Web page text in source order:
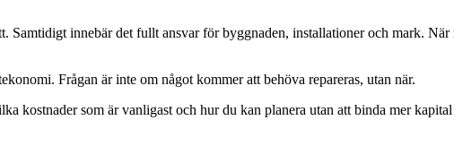
Frågan är inte om något kommer att behöva repareras, utan när.
kostnader som är vanligast och hur du kan planera utan att binda mer